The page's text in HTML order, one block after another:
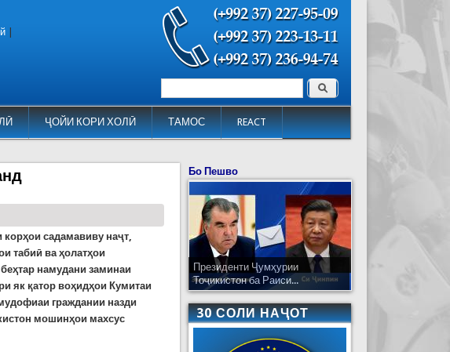
ҶОЙИ КОРИ ХОЛӢ ТАМОС REACT
Форма поиска Поиск
садамавиву наҷт,
табиӣ ва ҳолатҳои
намудани заминаи
як қатор воҳидҳои Кумитаи
граждании назди
мошинҳои махсус
Бо Пешво
Президенти Ҷумҳурии
Тоҷикистон ба Раиси...
30 СОЛИ НАҶОТ